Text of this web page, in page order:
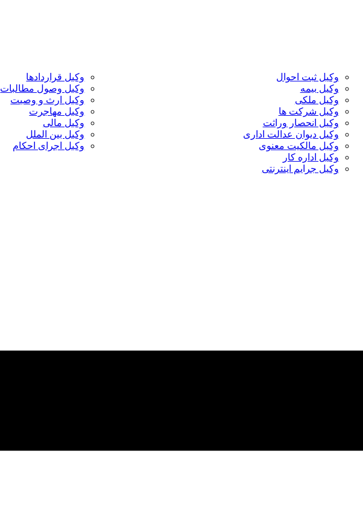
وکیل ثبت احوال
وکیل بیمه
وکیل ملکی
وکیل شرکت ها
وکیل انحصار وراثت
وکیل دیوان عدالت اداری
وکیل مالکیت معنوی
وکیل اداره کار
وکیل جرایم اینترنتی
وکیل قراردادها
وکیل وصول مطالبات
وکیل ارث و وصیت
وکیل مهاجرت
وکیل مالی
وکیل بین الملل
وکیل اجرای احکام